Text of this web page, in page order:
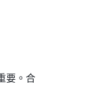
要。合